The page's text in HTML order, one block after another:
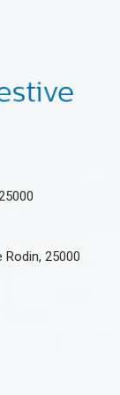
Rodin, 25000